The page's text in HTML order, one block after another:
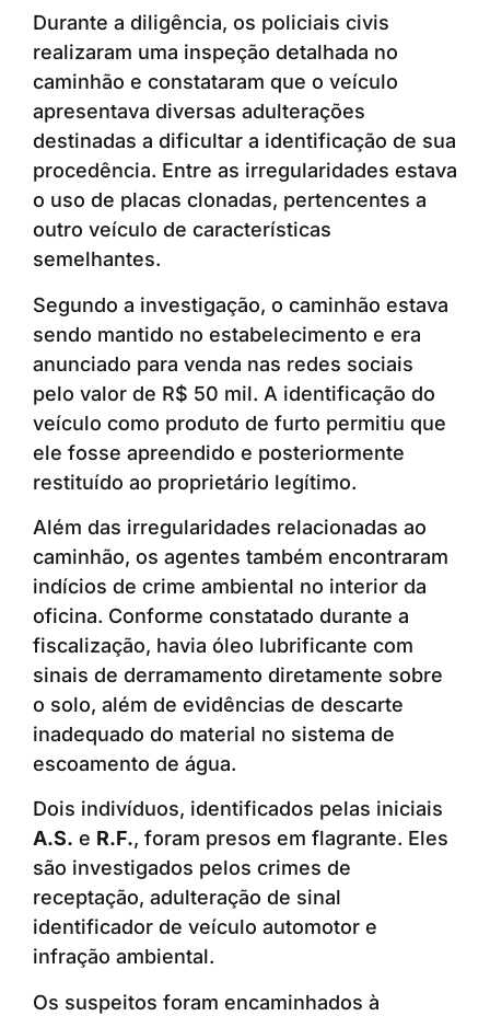
Durante a diligência, os policiais civis
realizaram uma inspeção detalhada no
caminhão e constataram que o veículo
apresentava diversas adulterações
destinadas a dificultar a identificação de sua
procedência. Entre as irregularidades estava
o uso de placas clonadas, pertencentes a
outro veículo de características
semelhantes.
Segundo a investigação, o caminhão estava
sendo mantido no estabelecimento e era
anunciado para venda nas redes sociais
pelo valor de R$ 50 mil. A identificação do
veículo como produto de furto permitiu que
ele fosse apreendido e posteriormente
restituído ao proprietário legítimo.
Além das irregularidades relacionadas ao
caminhão, os agentes também encontraram
indícios de crime ambiental no interior da
oficina. Conforme constatado durante a
fiscalização, havia óleo lubrificante com
sinais de derramamento diretamente sobre
o solo, além de evidências de descarte
inadequado do material no sistema de
escoamento de água.
Dois indivíduos, identificados pelas iniciais
A.S. e R.F., foram presos em flagrante. Eles
são investigados pelos crimes de
receptação, adulteração de sinal
identificador de veículo automotor e
infração ambiental.
Os suspeitos foram encaminhados à